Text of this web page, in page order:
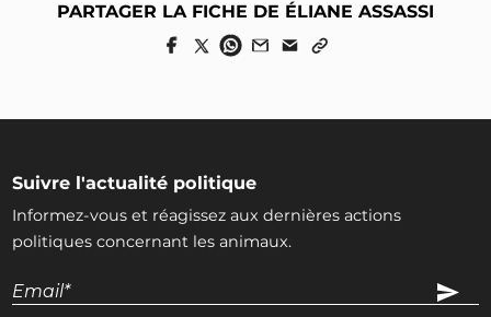
PARTAGER LA FICHE DE ÉLIANE ASSASSI
Suivre l'actualité politique
Informez-vous et réagissez aux dernières actions
politiques concernant les animaux.